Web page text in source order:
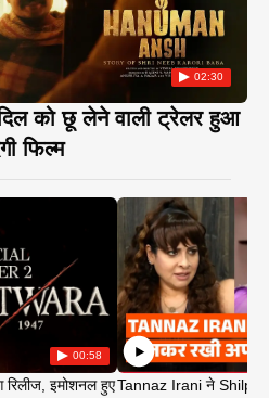
02:30
को छू लेने वाली ट्रेलर हुआ
फिल्म
00:58
इमोशनल हुएTannaz Irani ने